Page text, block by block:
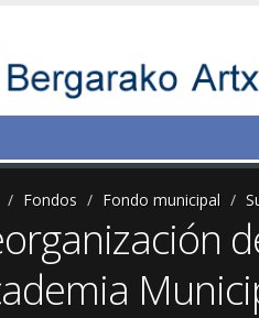
Fondos Fondo municipal